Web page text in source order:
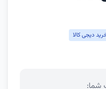
دیجی کالا
شما: